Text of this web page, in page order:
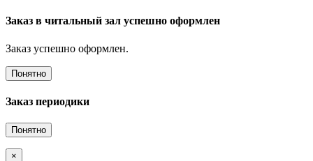
Заказ в читальный зал успешно оформлен
Заказ успешно оформлен.
Понятно
Заказ периодики
Понятно
×